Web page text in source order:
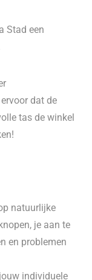
Stad een
dat de
tas de winkel
natuurlijke
je aan te
en problemen
individuele